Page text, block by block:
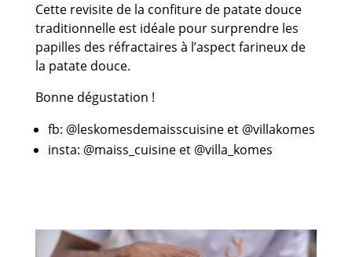
Cette revisite de la confiture de patate douce
traditionnelle est idéale pour surprendre les
papilles des réfractaires à l’aspect farineux de
la patate douce.
Bonne dégustation !
fb: @leskomesdemaisscuisine et @villakomes
insta: @maiss_cuisine et @villa_komes